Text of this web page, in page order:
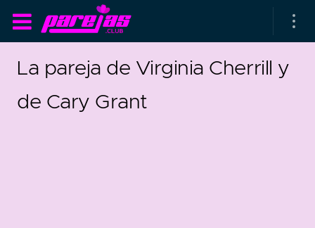
La pareja de Virginia Cherrill y
de Cary Grant